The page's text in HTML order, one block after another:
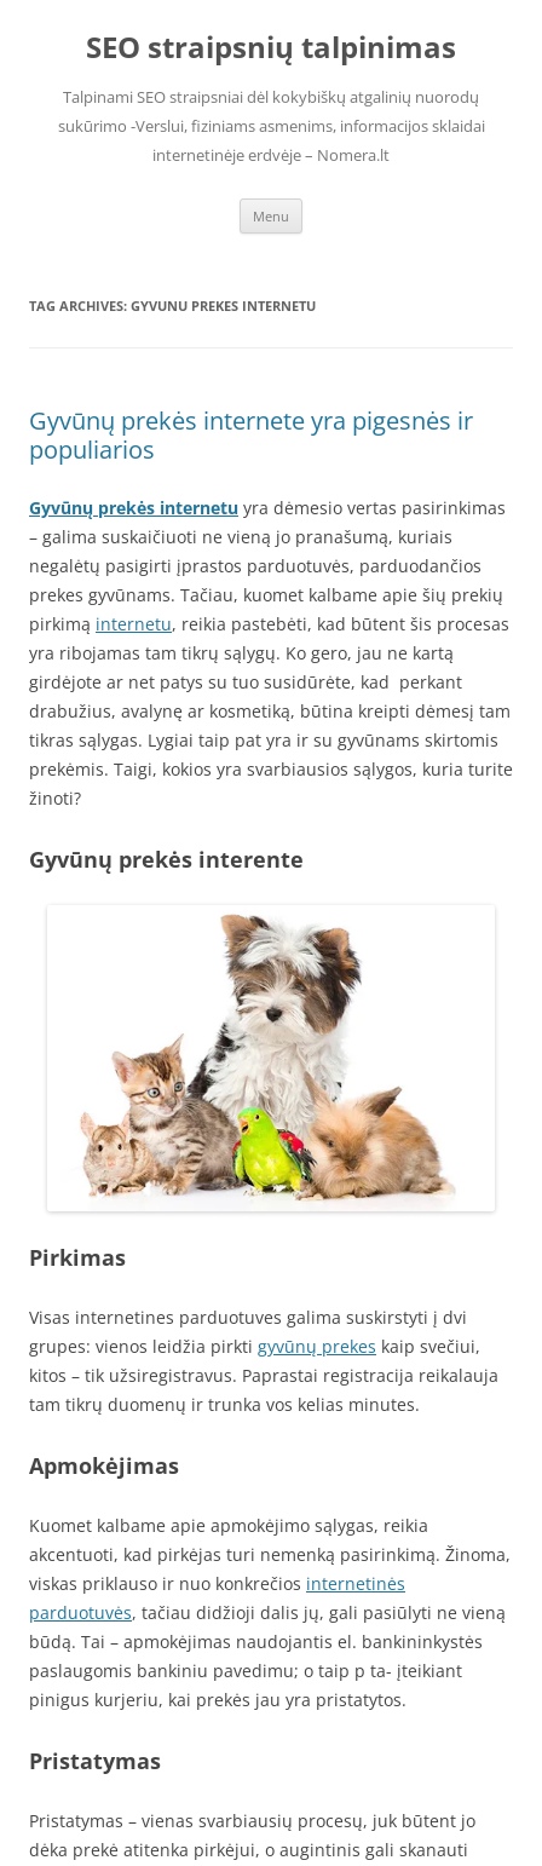
contentSEO straipsnių talpinimas
Talpinami SEO straipsniai dėl kokybiškų atgalinių nuorodų
sukūrimo -Verslui, fiziniams asmenims, informacijos sklaidai
internetinėje erdvėje – Nomera.lt
Menu
TAG ARCHIVES: GYVUNU PREKES INTERNETU
Gyvūnų prekės internete yra pigesnės ir
populiarios
Gyvūnų prekės internetu yra dėmesio vertas pasirinkimas
– galima suskaičiuoti ne vieną jo pranašumą, kuriais
negalėtų pasigirti įprastos parduotuvės, parduodančios
prekes gyvūnams. Tačiau, kuomet kalbame apie šių prekių
pirkimą internetu, reikia pastebėti, kad būtent šis procesas
yra ribojamas tam tikrų sąlygų. Ko gero, jau ne kartą
girdėjote ar net patys su tuo susidūrėte, kad perkant
drabužius, avalynę ar kosmetiką, būtina kreipti dėmesį tam
tikras sąlygas. Lygiai taip pat yra ir su gyvūnams skirtomis
prekėmis. Taigi, kokios yra svarbiausios sąlygos, kuria turite
žinoti?
Gyvūnų prekės interente
Pirkimas
Visas internetines parduotuves galima suskirstyti į dvi
grupes: vienos leidžia pirkti gyvūnų prekes kaip svečiui,
kitos – tik užsiregistravus. Paprastai registracija reikalauja
tam tikrų duomenų ir trunka vos kelias minutes.
Apmokėjimas
Kuomet kalbame apie apmokėjimo sąlygas, reikia
akcentuoti, kad pirkėjas turi nemenką pasirinkimą. Žinoma,
viskas priklauso ir nuo konkrečios internetinės
parduotuvės, tačiau didžioji dalis jų, gali pasiūlyti ne vieną
būdą. Tai – apmokėjimas naudojantis el. bankininkystės
paslaugomis bankiniu pavedimu; o taip p ta- įteikiant
pinigus kurjeriu, kai prekės jau yra pristatytos.
Pristatymas
Pristatymas – vienas svarbiausių procesų, juk būtent jo
dėka prekė atitenka pirkėjui, o augintinis gali skanauti